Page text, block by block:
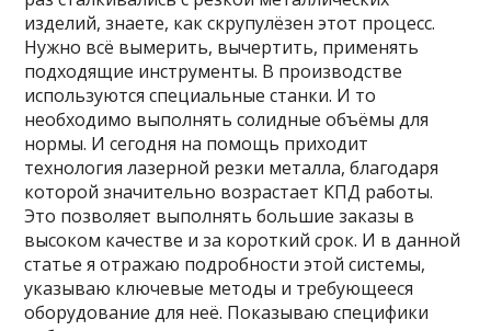
изделий, знаете, как скрупулёзен этот процесс.
Нужно всё вымерить, вычертить, применять
подходящие инструменты. В производстве
используются специальные станки. И то
необходимо выполнять солидные объёмы для
нормы. И сегодня на помощь приходит
технология лазерной резки металла, благодаря
которой значительно возрастает КПД работы.
Это позволяет выполнять большие заказы в
высоком качестве и за короткий срок. И в данной
статье я отражаю подробности этой системы,
указываю ключевые методы и требующееся
оборудование для неё. Показываю специфики